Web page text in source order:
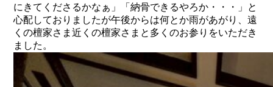
にきてくださるかなぁ」「納骨できるやろか・・・」と
心配しておりましたが午後からは何とか雨があがり、遠
くの檀家さま近くの檀家さまと多くのお参りをいただき
ました。